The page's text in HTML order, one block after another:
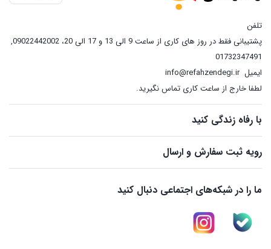
تلفن
پشتیبانی فقط در روز های کاری از ساعت 9 الی 13 و 17 الی 20، 09022442002
,
01732347491
ایمیلinfo@refahzendegi.ir
لطفا خارج از ساعت کاری تماس نگیرید.
با رفاه زندگی کنید
رویه ثبت سفارش و ارسال
ما را در شبکه‌های اجتماعی دنبال کنید